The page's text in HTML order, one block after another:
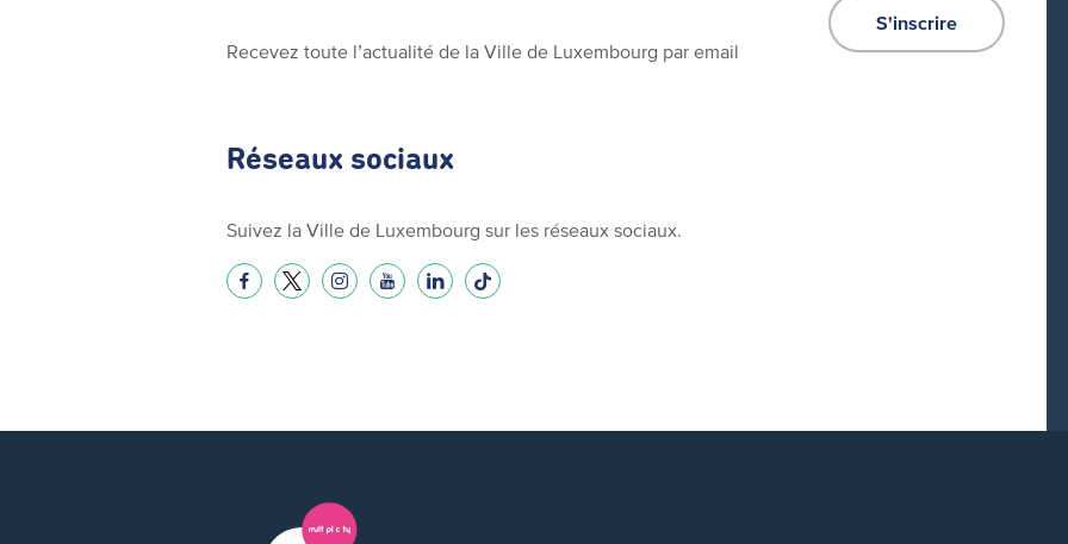
Recevez toute l’actualité de la Ville de Luxembourg par email
S'inscrire
Réseaux sociaux
Suivez la Ville de Luxembourg sur les réseaux sociaux.